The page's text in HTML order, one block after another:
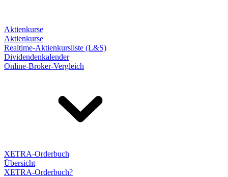
Aktienkurse
Aktienkurse
Realtime-Aktienkursliste (L&S)
Dividendenkalender
Online-Broker-Vergleich
XETRA-Orderbuch
Übersicht
XETRA-Orderbuch?